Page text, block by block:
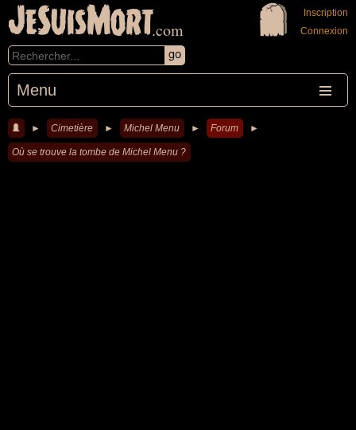
JeSuisMort.com
Menu
Inscription
Connexion
► Cimetière ► Michel Menu ► Forum ►
Où se trouve la tombe de Michel Menu ?